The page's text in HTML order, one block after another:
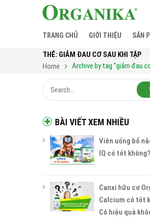
TRANG CHỦ GIỚI THIỆU SẢN
THẺ: GIẢM ĐAU CƠ SAU KHI TẬP
Home
Archive by tag "giảm đau
BÀI VIẾT XEM NHIỀU
Viên uống bổ
IQ có tốt không?
Canxi hữu cơ
Calcium có tốt
Có hiệu quả